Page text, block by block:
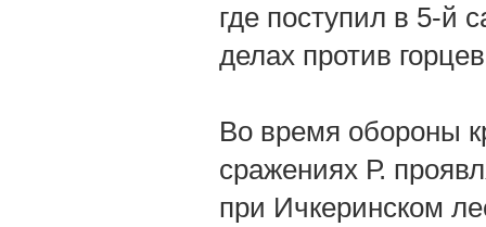
где поступил в 5-й
делах против
Во время обороны
сражениях Р.
при Ичкеринском